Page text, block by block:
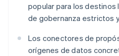
popular para los
de gobernanza estrictos
Los conectores de
orígenes de datos